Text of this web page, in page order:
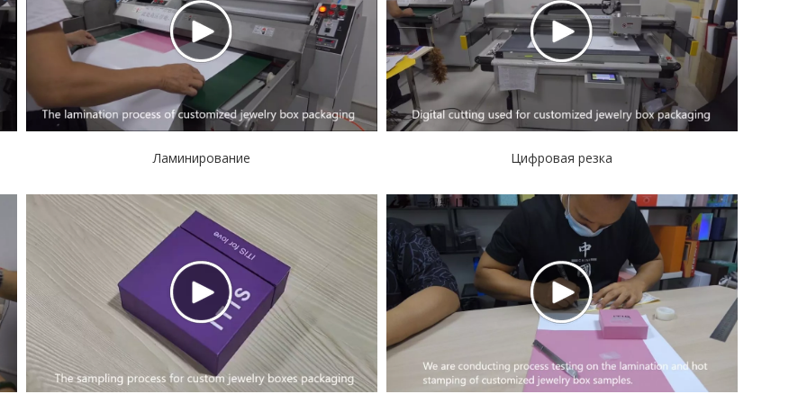
A В зависимости от типа вина Ящик Упаковка и размера заказа текущий срок
производства оценивается в 7-25 дней.Кроме того, время выборки обычно
контролируется в течение одного дня, что значительно экономит время на
общение и подтверждение.
QГде находится ваша фабрика упаковки ITIS?
A Мы являемся китайским производителем Упаковка с более чем 20-летним
опытом работы в сфере Упаковка и полиграфии и имеем долгосрочных
Q Каков минимальный заказ для Настройка Wine Ящикes?
A Наша компания очень профессионально Настройкапридает винам Ящик
Упаковка.Есть различные готовые формы, и мы можем выполнить небольшую
партию Настройка вина Ящик Упаковка с наименьшими затратами.Поэтому нет
необходимости беспокоиться о минимальном объеме заказа.
QКакой стиль вина Ящик вы хотите?
A Наши Завод используемые стили винных Ящик включают в себя: подарочные
конструкции Ящик с различными внутренними поддонами, которые являются
Ламинирование Цифровая резка